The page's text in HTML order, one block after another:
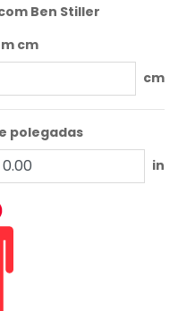
Ben Stiller
cm
cm
polegadas
in